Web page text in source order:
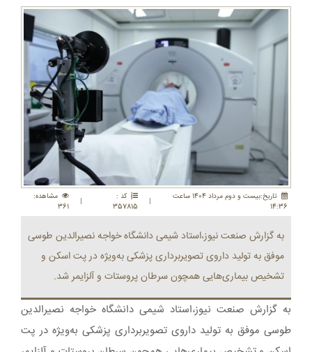
تاريخ:بيست و دوم مرداد 1404 ساعت
14:36
|
کد :
357815
|
مشاهده:
361
به گزارش صنعت نیوز،استاد شیمی دانشگاه خواجه نصیرالدین طوسی
موفق به تولید داروی تصویربرداری پزشکی به‌ویژه در پت اسکن و
تشخیص بیماری‌هایی همچون سرطان پروستات و آلزایمر شد.
به گزارش صنعت نیوز،استاد شیمی دانشگاه خواجه نصیرالدین
طوسی موفق به تولید داروی تصویربرداری پزشکی به‌ویژه در پت